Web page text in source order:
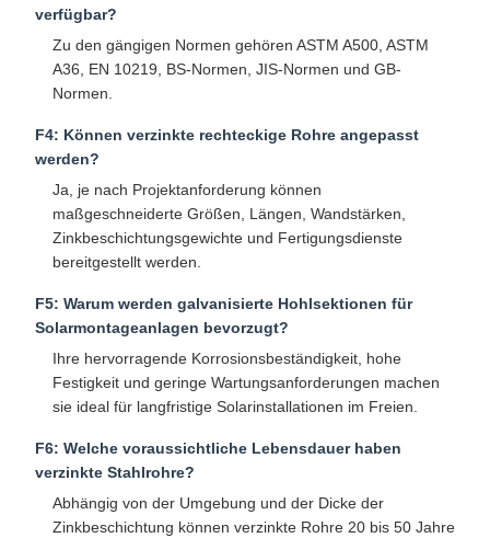
verfügbar?
Zu den gängigen Normen gehören ASTM A500, ASTM
A36, EN 10219, BS-Normen, JIS-Normen und GB-
Normen.
F4: Können verzinkte rechteckige Rohre angepasst
werden?
Ja, je nach Projektanforderung können
maßgeschneiderte Größen, Längen, Wandstärken,
Zinkbeschichtungsgewichte und Fertigungsdienste
bereitgestellt werden.
F5: Warum werden galvanisierte Hohlsektionen für
Solarmontageanlagen bevorzugt?
Ihre hervorragende Korrosionsbeständigkeit, hohe
Festigkeit und geringe Wartungsanforderungen machen
sie ideal für langfristige Solarinstallationen im Freien.
F6: Welche voraussichtliche Lebensdauer haben
verzinkte Stahlrohre?
Abhängig von der Umgebung und der Dicke der
Zinkbeschichtung können verzinkte Rohre 20 bis 50 Jahre